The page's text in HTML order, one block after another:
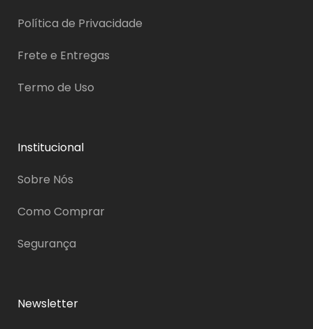
Política de Privacidade
Frete e Entregas
Termo de Uso
Institucional
Sobre Nós
Como Comprar
Segurança
Newsletter